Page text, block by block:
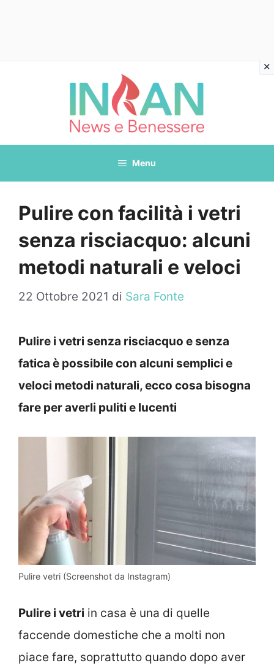
Menu
Pulire con facilità i vetri
senza risciacquo: alcuni
metodi naturali e veloci
22 Ottobre 2021 di Sara Fonte
Pulire i vetri senza risciacquo e senza
fatica è possibile con alcuni semplici e
veloci metodi naturali, ecco cosa bisogna
fare per averli puliti e lucenti
Pulire vetri (Screenshot da Instagram)
Pulire i vetri in casa è una di quelle
faccende domestiche che a molti non
piace fare, soprattutto quando dopo aver